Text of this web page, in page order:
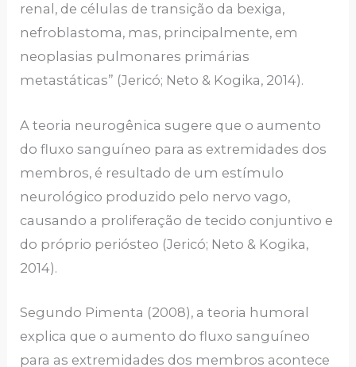
renal, de células de transição da bexiga,
nefroblastoma, mas, principalmente, em
neoplasias pulmonares primárias
metastáticas” (Jericó; Neto & Kogika, 2014).
A teoria neurogênica sugere que o aumento
do fluxo sanguíneo para as extremidades dos
membros, é resultado de um estímulo
neurológico produzido pelo nervo vago,
causando a proliferação de tecido conjuntivo e
do próprio periósteo (Jericó; Neto & Kogika,
2014).
Segundo Pimenta (2008), a teoria humoral
explica que o aumento do fluxo sanguíneo
para as extremidades dos membros acontece